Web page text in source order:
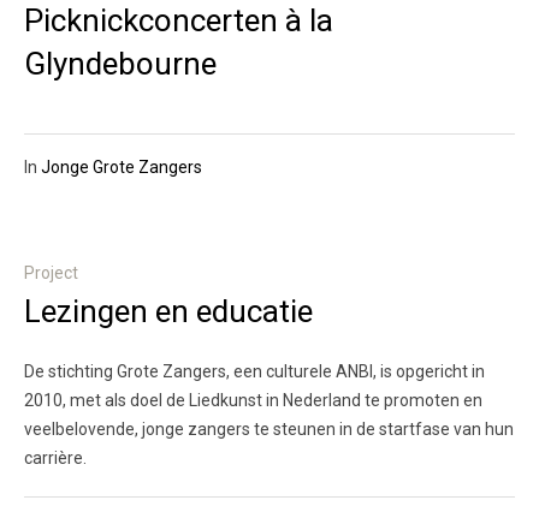
Picknickconcerten à la
Glyndebourne
In Jonge Grote Zangers
Project
Lezingen en educatie
De stichting Grote Zangers, een culturele ANBI, is opgericht in
2010, met als doel de Liedkunst in Nederland te promoten en
veelbelovende, jonge zangers te steunen in de startfase van hun
carrière.